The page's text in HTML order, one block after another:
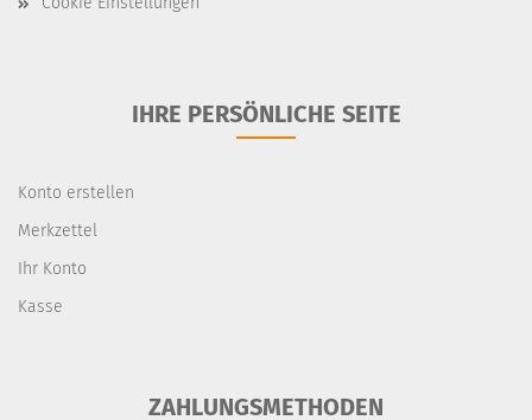
IHRE PERSÖNLICHE SEITE
Konto erstellen
Merkzettel
Ihr Konto
Kasse
ZAHLUNGSMETHODEN